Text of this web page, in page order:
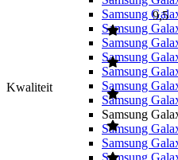
Samsung
Samsung
Samsung
Samsung
Samsung
Samsung
Samsung
Samsung
Samsung
Samsung
Samsung
Kwaliteit
9,5